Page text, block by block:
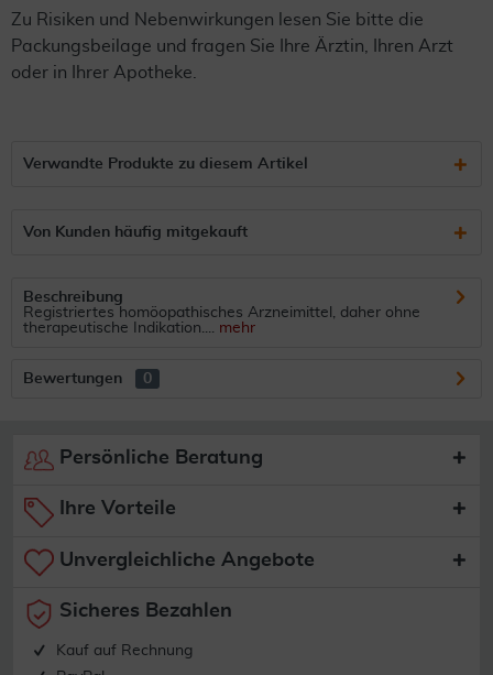
Zu Risiken und Nebenwirkungen lesen Sie bitte die
Packungsbeilage und fragen Sie Ihre Ärztin, Ihren Arzt
oder in Ihrer Apotheke.
Verwandte Produkte zu diesem Artikel
Von Kunden häufig mitgekauft
Beschreibung
Registriertes homöopathisches Arzneimittel, daher ohne
therapeutische Indikation.... mehr
Bewertungen 0
Persönliche Beratung
Ihre Vorteile
Unvergleichliche Angebote
Sicheres Bezahlen
Kauf auf Rechnung